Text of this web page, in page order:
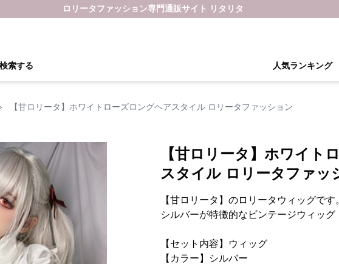
ロリータファッション専門通販サイト リタリタ
索する 人気ランキング
› 【甘ロリータ】ホワイトローズロングヘアスタイル ロリータファッション
【甘ロリータ】ホワイト
スタイル ロリータファッ
【甘ロリータ】のロリータウィッグです
シルバーが特徴的なビンテージウィッグ
【セット内容】ウィッグ
【カラー】シルバー